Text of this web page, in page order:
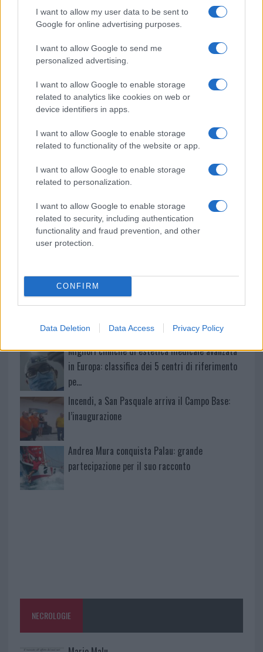
I want to allow my user data to be sent to
Google for online advertising purposes.
I want to allow Google to send me
personalized advertising.
I want to allow Google to enable storage
related to analytics like cookies on web or
device identifiers in apps.
I want to allow Google to enable storage
related to functionality of the website or app.
I want to allow Google to enable storage
related to personalization.
I want to allow Google to enable storage
related to security, including authentication
functionality and fraud prevention, and other
user protection.
CONFIRM
Data Deletion Data Access Privacy Policy
F
a
ce
b
o
o
k
T
w
it
te
r
Pi
n
te
re
st
W
h
at
s
A
p
p
S
h
a
Articolo precedente
Prossimo articolo
NOTIZIE RECENTI
Nuovi stalli residenti a Palau, il Comune
completa l’iter
Film internazionale, casting per comparse in
Costa Smeralda
Controlli all’aeroporto di Olbia, sequestrati
Migliori cliniche di estetica medicale avanzata
in Europa: classifica dei 5 centri di riferimento
pe…
Incendi, a San Pasquale arriva il Campo Base:
l’inaugurazione
Andrea Mura conquista Palau: grande
partecipazione per il suo racconto
NECROLOGIE